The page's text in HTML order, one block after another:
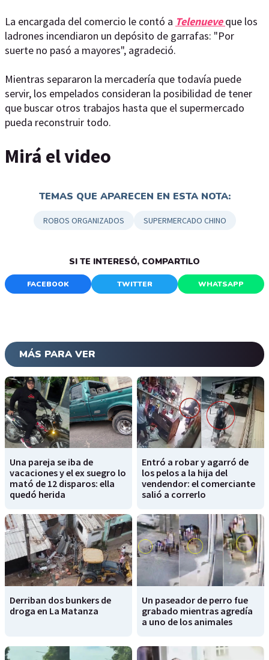
La encargada del comercio le contó a Telenueveque los
ladrones incendiaron un depósito de garrafas: "Por
suerte no pasó a mayores", agradeció.
Mientras separaron la mercadería que todavía puede
servir, los empelados consideran la posibilidad de tener
que buscar otros trabajos hasta que el supermercado
pueda reconstruir todo.
Mirá el video
TEMAS QUE APARECEN EN ESTA NOTA:
ROBOS ORGANIZADOS SUPERMERCADO CHINO
SI TE INTERESÓ, COMPARTILO
FACEBOOK TWITTER WHATSAPP
MÁS PARA VER
Una pareja se iba de
vacaciones y el ex suegro lo
mató de 12 disparos: ella
quedó herida
Entró a robar y agarró de
los pelos a la hija del
vendendor: el comerciante
salió a correrlo
Derriban dos bunkers de
droga en La Matanza
Un paseador de perro fue
grabado mientras agredía
a uno de los animales